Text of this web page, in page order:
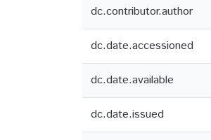
dc.contributor.author
dc.date.accessioned
dc.date.available
dc.date.issued